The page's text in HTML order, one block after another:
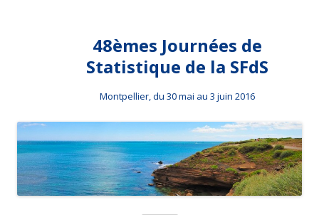
48èmes Journées de
Statistique de la SFdS
Montpellier, du 30 mai au 3 juin 2016